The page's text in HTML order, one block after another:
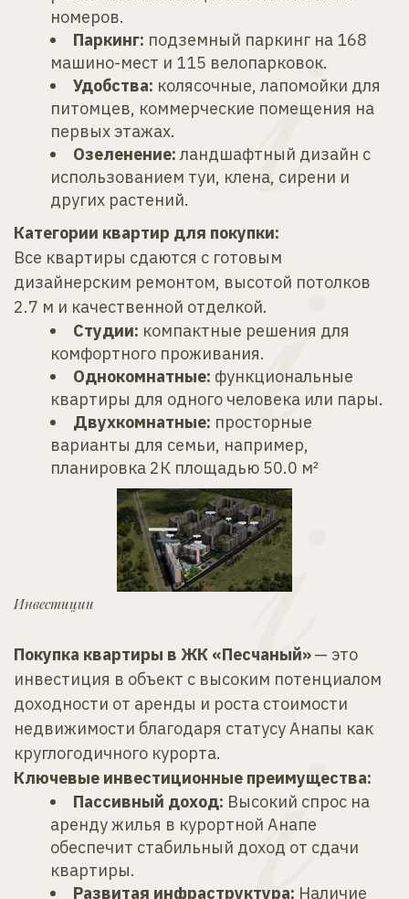
номеров.
Паркинг: подземный паркинг на 168
машино-мест и 115 велопарковок.
Удобства: колясочные, лапомойки для
питомцев, коммерческие помещения на
первых этажах.
Озеленение: ландшафтный дизайн с
использованием туи, клена, сирени и
других растений.
Категории квартир для покупки:
Все квартиры сдаются с готовым
дизайнерским ремонтом, высотой потолков
2.7 м и качественной отделкой.
Студии: компактные решения для
комфортного проживания.
Однокомнатные: функциональные
квартиры для одного человека или пары.
Двухкомнатные: просторные
варианты для семьи, например,
планировка 2К площадью 50.0 м²
Инвестиции
Покупка квартиры в ЖК «Песчаный» — это
инвестиция в объект с высоким потенциалом
доходности от аренды и роста стоимости
недвижимости благодаря статусу Анапы как
круглогодичного курорта.
Ключевые инвестиционные преимущества:
Пассивный доход: Высокий спрос на
аренду жилья в курортной Анапе
обеспечит стабильный доход от сдачи
квартиры.
Развитая инфраструктура: Наличие